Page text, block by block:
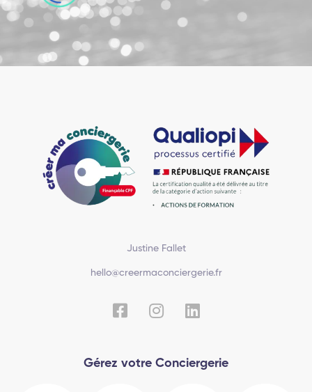
Justine Fallet
hello@creermaconciergerie.fr
Gérez votre Conciergerie